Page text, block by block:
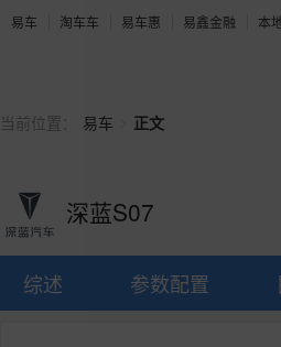
易车 淘车车 易车惠 易鑫金融 本
当前位置： 易车 正文
深蓝S07
综述 参数配置